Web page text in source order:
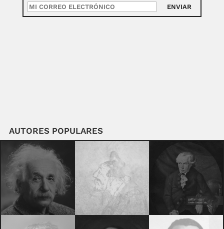
ENVIAR
AUTORES POPULARES